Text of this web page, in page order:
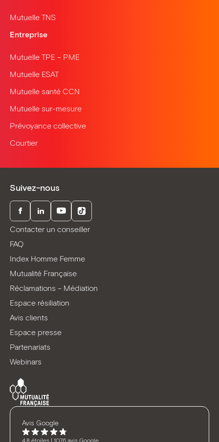
Mutuelle TNS
Entreprise
Mutuelle TPE – PME
Mutuelle ESAT
Mutuelle santé CCN
Mutuelle sur-mesure
Prévoyance collective
Courtier
Suivez-nous
FacebookLinkedInYoutubeTikTok
Contacter un conseiller
FAQ
Index Homme Femme
Mutualité Française
Réclamations – Médiation
Espace résiliation
Avis clients
Espace presse
Partenariats
Webinars
Avis Google
4,8 étoiles | 1076 avis Google